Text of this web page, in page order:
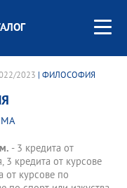
2023 | ФИЛОСОФИЯ
- 3 кредита от
3 кредита от курсове
от курсове по